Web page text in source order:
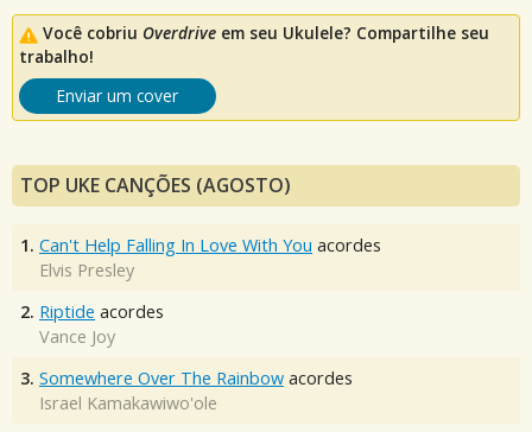
Você cobriu Overdrive em seu Ukulele? Compartilhe seu
trabalho!
Enviar um cover
TOP UKE CANÇÕES (AGOSTO)
1. Can't Help Falling In Love With You acordes
Elvis Presley
2. Riptide acordes
Vance Joy
3. Somewhere Over The Rainbow acordes
Israel Kamakawiwo'ole